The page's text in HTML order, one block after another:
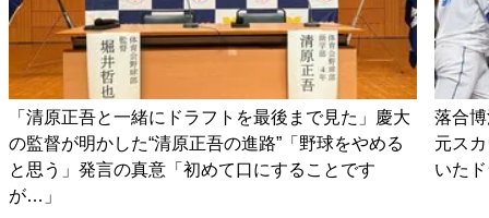
「清原正吾と一緒にドラフトを最後まで見た」慶大
の監督が明かした“清原正吾の進路”「野球をやめる
と思う」発言の真意「初めて口にすることです
が…」
落合
元ス
いた